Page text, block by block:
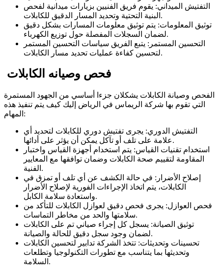
التفتيش الميداني: يقوم فريق الفنيين بزيارات ميدانية لفحص
البنية التحتية وتحديد المسار الدقيق للكابلات.
توثيق المعلومات: يتم توثيق معلومات المسارات بشكل دقيق
لضمان السجلات المفصلة حول توزيع الكهرباء.
التحسين المستمر: يتبع الفريق سياسات التحسين المستمر
لتحسين كفاءة عمليات تحديد مسار الكابلات.
فحص وصيانه الكابلات
الفحص وصيانة الكابلات يشكلان جزءا أساسي من الجهود المستمرة
التي تقوم بها شركة الريماس في الرياض إليك كيف يتم تنفيذ هذه
المهام:
التفتيش الدوري: يجرى تفتيش دوري للكابلات لتحديد أي
علامة على تلف أو تآكل يمكن أن يؤثر على أدائها.
استخدام تقنيات القياس: يتم استخدام أجهزة القياس واختبار
المقاومة لتقييم صحة الكابلات وضمان توافقها مع المعايير
الفنية.
إصلاح الأضرار: في حالة الكشف عن أي تلف أو تمزق في
الكابلات، يتم اتخاذ الإجراءات الفورية لإصلاح الأضرار
واستعادة سلامة الكابل.
فحص العوازل: يجرى فحص دقيق لعوازل الكابلات للتأكد من
سلامتها والحد من مخاطر التماسات.
توثيق الصيانة: يسجل كل إجراء صياني تم على الكابلات
لضمان وجود سجل دقيق للحالة والصيانة.
تحسينات وتحديثات: تتخذ الشركة تدابير لتحسين الكابلات
وتحديثها بما يتناسب مع تطورات التكنولوجيا وتطلعات
السلامة.